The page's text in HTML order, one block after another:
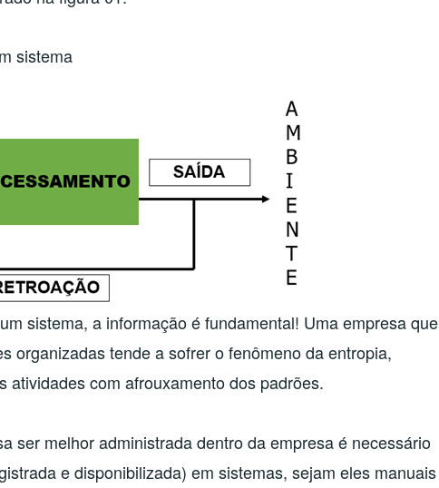
sistema
sistema, a informação é fundamental! Uma empresa que
organizadas tende a sofrer o fenômeno da entropia,
atividades com afrouxamento dos padrões.
ser melhor administrada dentro da empresa é necessário
e disponibilizada) em sistemas, sejam eles manuais